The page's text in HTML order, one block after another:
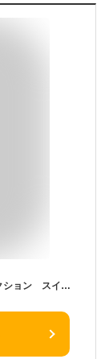
ガトーフェスタハラダ SS1 スペシャル・セレクション スイーツ お菓子 ギフト プレゼント 秋 冬 挨拶 残暑御見舞贈答品 パーティー 七五三 お歳暮